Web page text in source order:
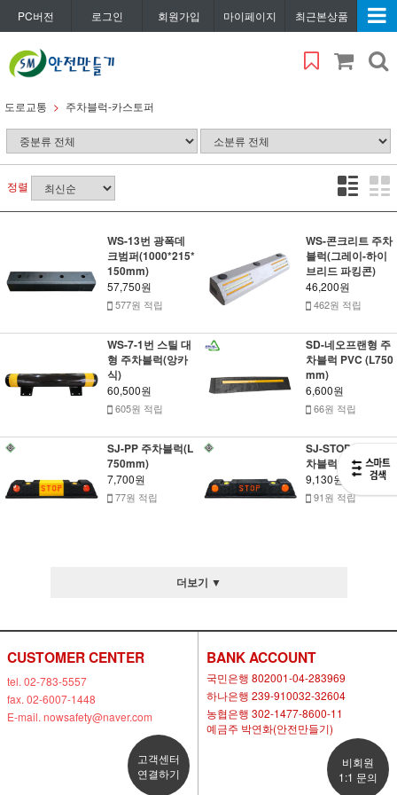
PC버전 로그인 회원가입 마이페이지 최근본상품
도로교통 주차블럭-카스토퍼
정렬
WS-13번 광폭데
크범퍼(1000*215*
150mm)
57,750원
577원 적립
WS-콘크리트 주차
블럭(그레이-하이
브리드 파킹콘)
46,200원
462원 적립
WS-7-1번 스틸 대
형 주차블럭(앙카
식)
60,500원
605원 적립
SD-네오프랜형 주
차블럭 PVC (L750
mm)
6,600원
66원 적립
SJ-PP 주차블럭(L
750mm)
7,700원
77원 적립
SJ-STOP 고무 주
차블럭(L750mm)
9,130원
91원 적립
더보기 ▼
CUSTOMER CENTER
tel. 02-783-5557
fax. 02-6007-1448
E-mail. nowsafety@naver.com
고객센터
연결하기
BANK ACCOUNT
국민은행 802001-04-283969
하나은행 239-910032-32604
농협은행 302-1477-8600-11
예금주 박연화(안전만들기)
비회원
1:1 문의